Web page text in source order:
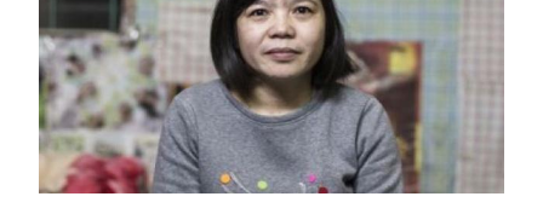
Pagination Page 1 Page
suivante